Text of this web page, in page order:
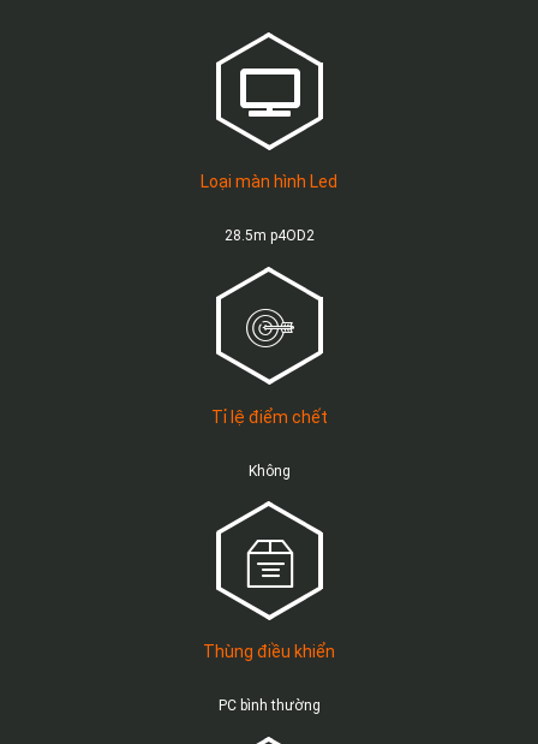
Loại màn hình Led
28.5m p4OD2
Tỉ lệ điểm chết
Không
Thùng điều khiển
PC bình thường